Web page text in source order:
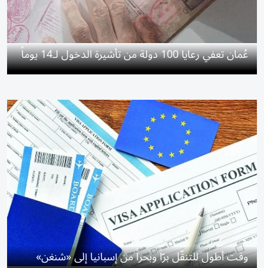
عُمان تعفي رعايا 100 دولة من تأشيرة الدخول لـ14 يوماً
وقت أطول للتنقّل برّاً وبحراً من إسبانيا إلى «شنغن»